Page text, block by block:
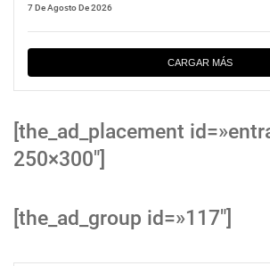
7 De Agosto De 2026
CARGAR MÁS
[the_ad_placement
250×300″]
[the_ad_group id=»117″]